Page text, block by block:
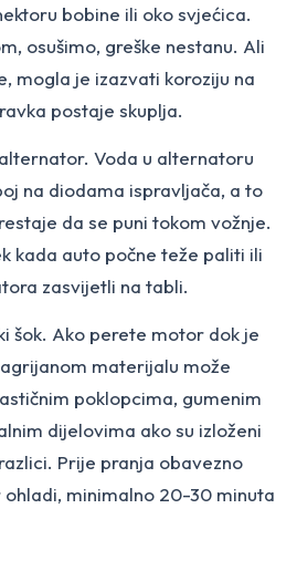
bobine ili oko svjećica.
osušimo, greške nestanu. Ali
mogla je izazvati koroziju na
postaje skuplja.
Voda u alternatoru
na diodama ispravljača, a to
da se puni tokom vožnje.
kada auto počne teže paliti ili
zasvijetli na tabli.
šok. Ako perete motor dok je
materijalu može
poklopcima, gumenim
dijelovima ako su izloženi
Prije pranja obavezno
minimalno 20-30 minuta